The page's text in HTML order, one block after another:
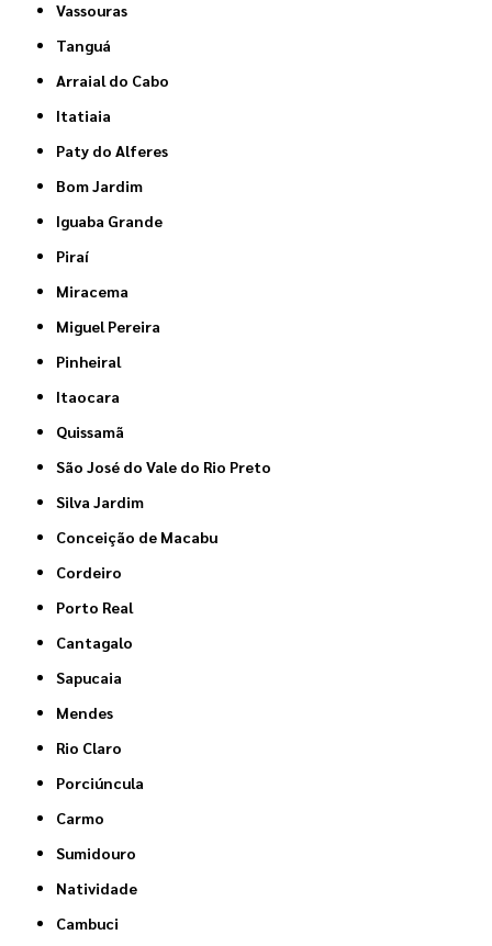
Vassouras
Tanguá
Arraial do Cabo
Itatiaia
Paty do Alferes
Bom Jardim
Iguaba Grande
Piraí
Miracema
Miguel Pereira
Pinheiral
Itaocara
Quissamã
São José do Vale do Rio Preto
Silva Jardim
Conceição de Macabu
Cordeiro
Porto Real
Cantagalo
Sapucaia
Mendes
Rio Claro
Porciúncula
Carmo
Sumidouro
Natividade
Cambuci